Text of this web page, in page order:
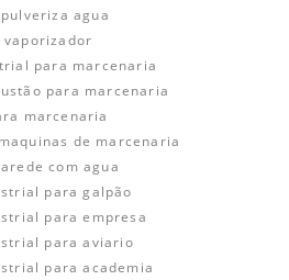
agua
para marcenaria
para marcenaria
marcenaria
de marcenaria
com agua
para galpão
para empresa
para aviario
para academia